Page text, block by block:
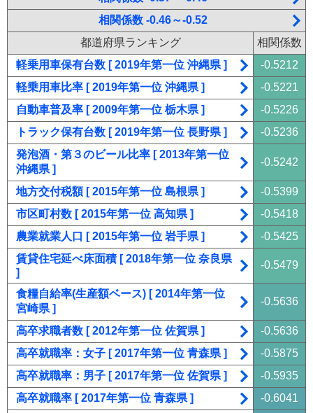
相関係数 -0.46～-0.52
都道府県ランキング
相関係数
軽乗用車保有台数 [ 2019年第一位 沖縄県 ]
-0.5212
軽乗用車比率 [ 2019年第一位 沖縄県 ]
-0.5221
自動車普及率 [ 2009年第一位 栃木県 ]
-0.5226
トラック保有台数 [ 2019年第一位 長野県 ]
-0.5236
発泡酒・第３のビール比率 [ 2013年第一位
沖縄県 ]
-0.5242
地方交付税額 [ 2015年第一位 島根県 ]
-0.5399
市区町村数 [ 2015年第一位 高知県 ]
-0.5418
農業就業人口 [ 2015年第一位 岩手県 ]
-0.5425
賃貸住宅延べ床面積 [ 2018年第一位 奈良県
]
-0.5479
食糧自給率(生産額ベース) [ 2014年第一位
宮崎県 ]
-0.5636
高卒求職者数 [ 2012年第一位 佐賀県 ]
-0.5636
高卒就職率：女子 [ 2017年第一位 青森県 ]
-0.5875
高卒就職率：男子 [ 2017年第一位 佐賀県 ]
-0.5935
高卒就職率 [ 2017年第一位 青森県 ]
-0.6041